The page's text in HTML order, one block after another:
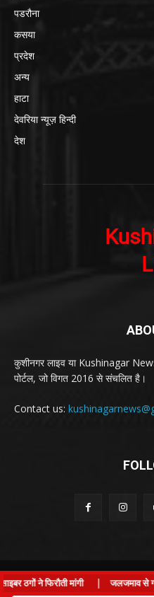
पडरौना
कसया
प्रदेश
अन्य
हाटा
देवरिया न्यूज़ हिन्दी
देश
कुशीनगर लाइव या Kushinagar
पोर्टल, जो विगत 2016 से संचलित है।
Contact us:
© Kushinagar Live - 2022
ठगों ने फिरौती मांगी | जलजमाव से